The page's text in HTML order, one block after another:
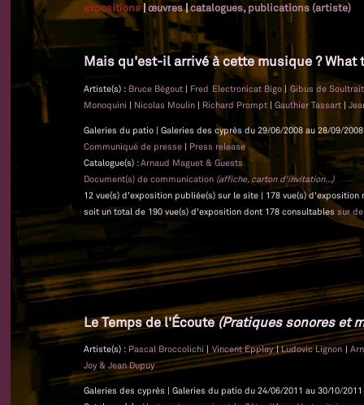
expositions|œuvres|catalogues, publications (artiste)
Mais qu'est-il arrivé à cette musique ?
Artiste(s) : Bruce Bégout | Fred Electronicat Bigo | Gibus de
Monoquini | Nicolas Moulin | Richard Prompt | Gauthier Tassart |
Galeries du patio | Galeries des cyprès du 29/06/2008 au 28/09/
Communiqué de presse | Press release
Catalogue(s) :Arnaud Maguet & Guests
Document(s) de communication (affiche, carton d'invitation...)
12 vue(s) d'exposition publiée(s) sur le site | 178 vue(s) d'exposition
soit un total de 190 vue(s) d'exposition dont 178 consultables sur
Le Temps de l'Écoute(Pratiques sonores et
Artiste(s) : Pascal Broccolichi | Vincent Epplay|Ludovic Lignon |
Joy & Jean Dupuy
Galeries des cyprès | Galeries du patio du 24/06/2011 au 30/10/